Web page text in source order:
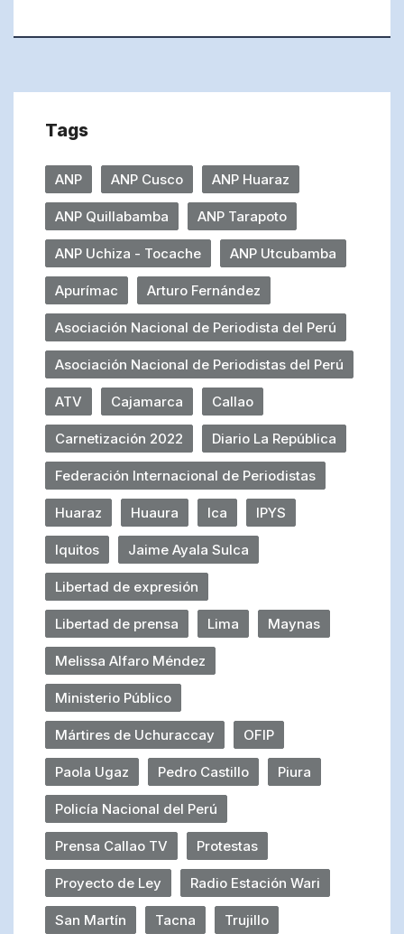
Tags
ANP ANP Cusco ANP Huaraz
ANP Quillabamba ANP Tarapoto
ANP Uchiza - Tocache ANP Utcubamba
Apurímac Arturo Fernández
Asociación Nacional de Periodista del Perú
Asociación Nacional de Periodistas del Perú
ATV Cajamarca Callao
Carnetización 2022 Diario La República
Federación Internacional de Periodistas
Huaraz Huaura Ica IPYS
Iquitos Jaime Ayala Sulca
Libertad de expresión
Libertad de prensa Lima Maynas
Melissa Alfaro Méndez
Ministerio Público
Mártires de Uchuraccay OFIP
Paola Ugaz Pedro Castillo Piura
Policía Nacional del Perú
Prensa Callao TV Protestas
Proyecto de Ley Radio Estación Wari
San Martín Tacna Trujillo